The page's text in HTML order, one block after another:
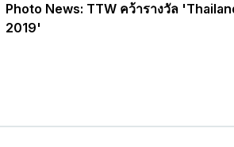
Photo News: TTW คว้ารางวัล
2019'